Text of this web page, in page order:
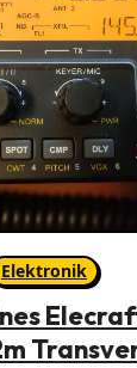
Elektronik